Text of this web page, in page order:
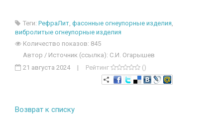
Теги: РефраЛит, фасонные огнеупорные изделия,
вибролитые огнеупорные изделия
Количество показов: 845
Автор / Источник (ссылка): С.И. Огарышев
21 августа 2024
| Рейтинг ()
Возврат к списку